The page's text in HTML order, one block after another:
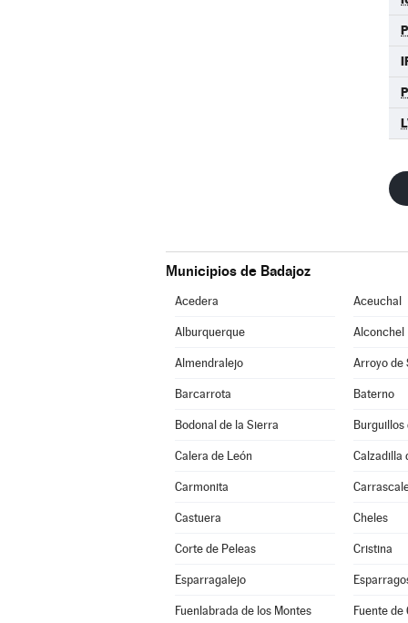
Municipios de Badajoz
Acedera Aceuchal
Alburquerque Alconchel
Almendralejo Arroyo de
Barcarrota Baterno
Bodonal de la Sierra Burguillos
Calera de León Calzadilla
Carmonita
Castuera Cheles
Corte de Peleas Cristina
Esparragalejo
Fuenlabrada de los Montes Fuente de